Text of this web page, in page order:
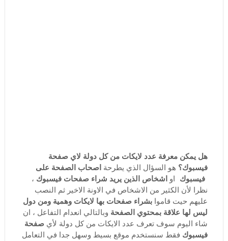
هل يمكن معرفة عدد لايكات من كل دولة لاي صفحة
فيسبوك؟ هو السؤال الذي يطرحة اصحاب الصفحة على
فيسبوك او اشخاص الذين يريد شراء صفحات فيسبوك ،
نظرا لأن الكثير من الاشخاص في الاونة الاخير ثم النصب
عليهم حيت قاموا بشراء صفحات بها لايكات وهمية ومن دول
ليس لها علاقة بمحتوي الصفحة وبالتالي انعدام التفاعل ، ان
شاء اليوم سوف تعرف عدد الايكات من كل دولة لأي صفحة
فيسبوك فقط سنستخدم موقع بسيط وسهل جدا في التعامل